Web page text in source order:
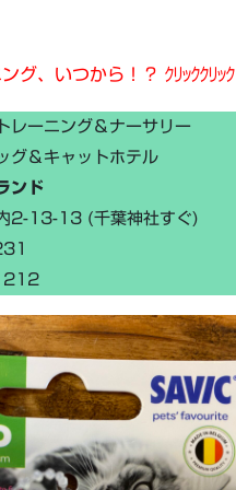
グ、いつから！？ ｸﾘｯｸｸﾘｯｸ
レーニング＆ナーサリー
グ＆キャットホテル
ンド
2-13-13 (千葉神社すぐ)